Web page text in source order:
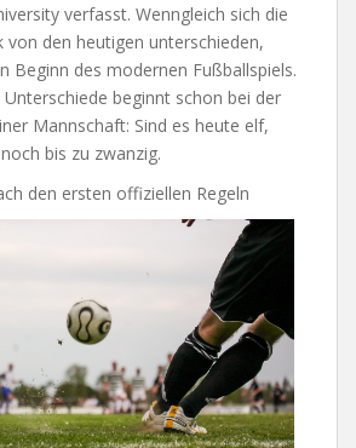
verfasst. Wenngleich sich die
von den heutigen unterschieden,
Beginn des modernen Fußballspiels.
beginnt schon bei der
Mannschaft: Sind es heute elf,
bis zu zwanzig.
den ersten offiziellen Regeln